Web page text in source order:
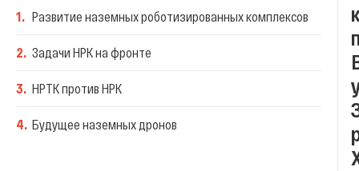
1. Развитие наземных роботизированных комплексов
2. Задачи НРК на фронте
3. НРТК против НРК
4. Будущее наземных дронов